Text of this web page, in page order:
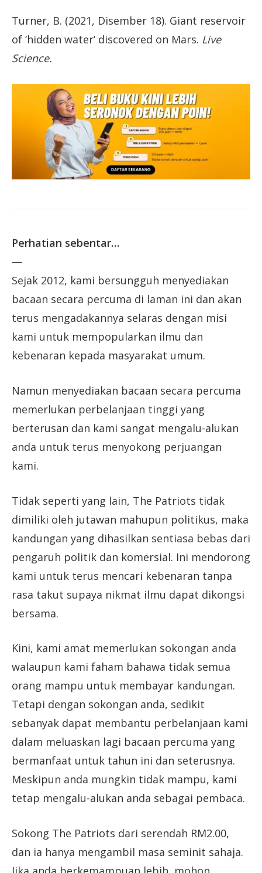
Turner, B. (2021, Disember 18). Giant reservoir
of ‘hidden water’ discovered on Mars. Live
Science.
Perhatian sebentar…
—
Sejak 2012, kami bersungguh menyediakan
bacaan secara percuma di laman ini dan akan
terus mengadakannya selaras dengan misi
kami untuk mempopularkan ilmu dan
kebenaran kepada masyarakat umum.
Namun menyediakan bacaan secara percuma
memerlukan perbelanjaan tinggi yang
berterusan dan kami sangat mengalu-alukan
anda untuk terus menyokong perjuangan
kami.
Tidak seperti yang lain, The Patriots tidak
dimiliki oleh jutawan mahupun politikus, maka
kandungan yang dihasilkan sentiasa bebas dari
pengaruh politik dan komersial. Ini mendorong
kami untuk terus mencari kebenaran tanpa
rasa takut supaya nikmat ilmu dapat dikongsi
bersama.
Kini, kami amat memerlukan sokongan anda
walaupun kami faham bahawa tidak semua
orang mampu untuk membayar kandungan.
Tetapi dengan sokongan anda, sedikit
sebanyak dapat membantu perbelanjaan kami
dalam meluaskan lagi bacaan percuma yang
bermanfaat untuk tahun ini dan seterusnya.
Meskipun anda mungkin tidak mampu, kami
tetap mengalu-alukan anda sebagai pembaca.
Sokong The Patriots dari serendah RM2.00,
dan ia hanya mengambil masa seminit sahaja.